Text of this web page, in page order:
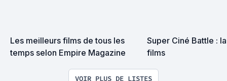
Les meilleurs films de tous les
temps selon Empire Magazine
Super Ciné Battle :
films
VOIR PLUS DE LISTES